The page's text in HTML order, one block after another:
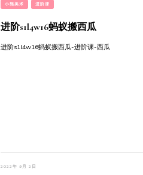
小熊美术 进阶课
进阶s1l4w16蚂蚁搬西瓜
进阶s1l4w16蚂蚁搬西瓜-进阶课-西瓜
2022年 9月 2日